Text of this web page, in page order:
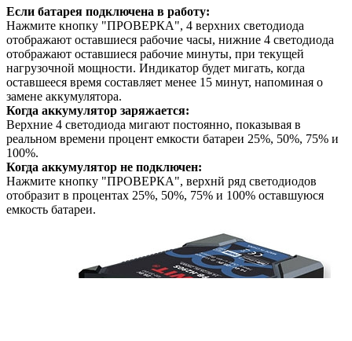
Если батарея подключена в работу:
Нажмите кнопку "ПРОВЕРКА", 4 верхних светодиода
отображают оставшиеся рабочие часы, нижние 4 светодиода
отображают оставшиеся рабочие минуты, при текущей
нагрузочной мощности. Индикатор будет мигать, когда
оставшееся время составляет менее 15 минут, напоминая о
замене аккумулятора.
Когда аккумулятор заряжается:
Верхние 4 светодиода мигают постоянно, показывая в
реальном времени процент емкости батареи 25%, 50%, 75% и
100%.
Когда аккумулятор не подключен:
Нажмите кнопку "ПРОВЕРКА", верхнй ряд светодиодов
отобразит в процентах 25%, 50%, 75% и 100% оставшуюся
емкость батареи.